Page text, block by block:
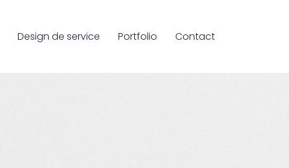
Design de service Portfolio Contact